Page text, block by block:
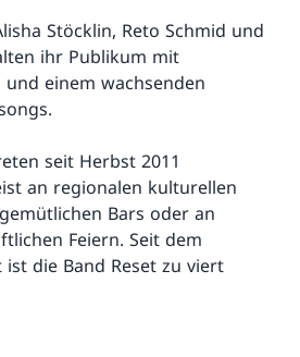
Stöcklin, Reto Schmid und
ihr Publikum mit
einem wachsenden
seit Herbst 2011
an regionalen kulturellen
Bars oder an
Feiern. Seit dem
die Band Reset zu viert